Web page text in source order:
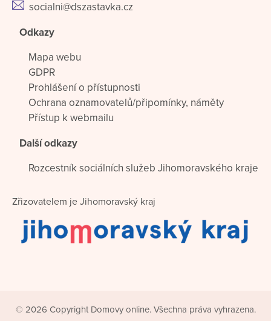
socialni@dszastavka.cz
Odkazy
Mapa webu
GDPR
Prohlášení o přístupnosti
Ochrana oznamovatelů/připomínky, náměty
Přístup k webmailu
Další odkazy
Rozcestník sociálních služeb Jihomoravského kraje
Zřizovatelem je Jihomoravský kraj
© 2026 Copyright Domovy online. Všechna práva vyhrazena.